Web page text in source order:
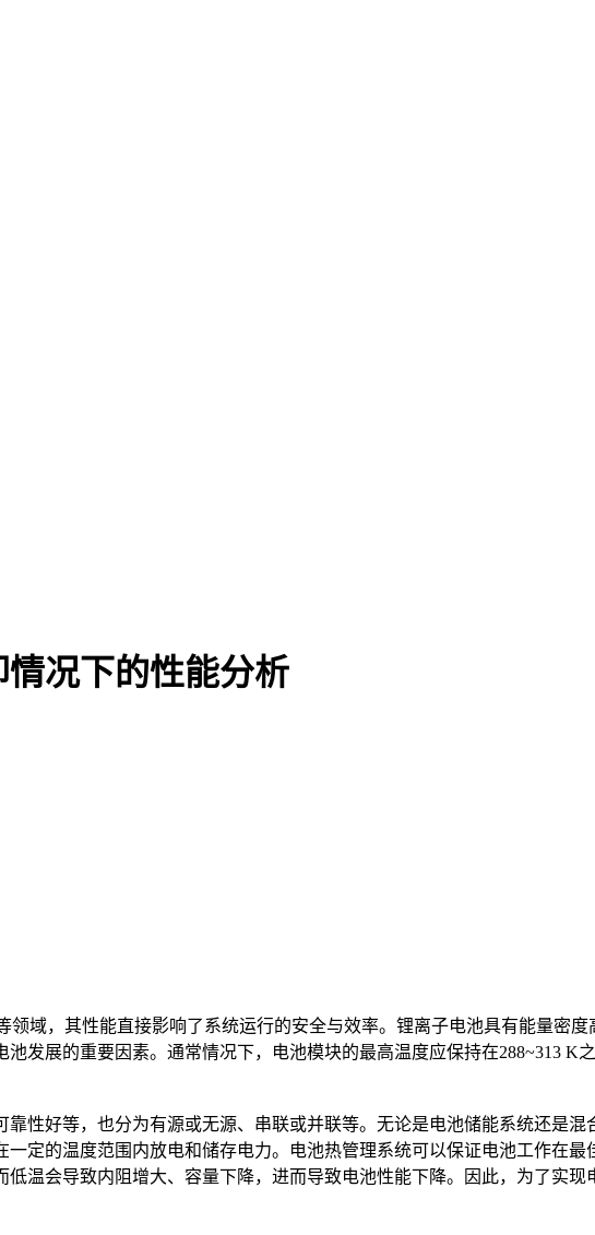
况下的性能分析
域，其性能直接影响了系统运行的安全与效率。锂离子电池具有能量密
发展的重要因素。通常情况下，电池模块的最高温度应保持在288~313 K
性好等，也分为有源或无源、串联或并联等。无论是电池储能系统还是
定的温度范围内放电和储存电力。电池热管理系统可以保证电池工作在
温会导致内阻增大、容量下降，进而导致电池性能下降。因此，为了实